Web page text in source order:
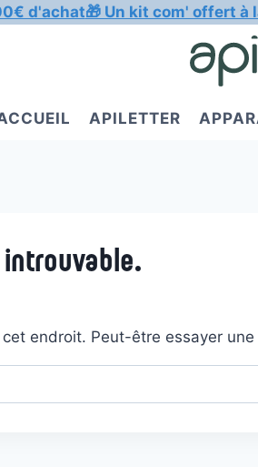
d'achat🎁 Un kit com' offert à
APILETTER
introuvable.
endroit. Peut-être essayer une